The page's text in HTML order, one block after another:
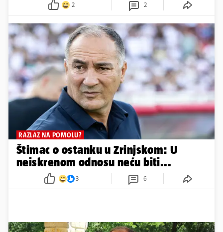
2 2
RAZLAZ NA POMOLU?
Štimac o ostanku u Zrinjskom: U
neiskrenom odnosu neću biti...
3 6